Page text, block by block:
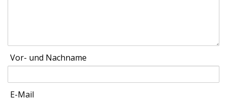
Vor- und Nachname
E-Mail